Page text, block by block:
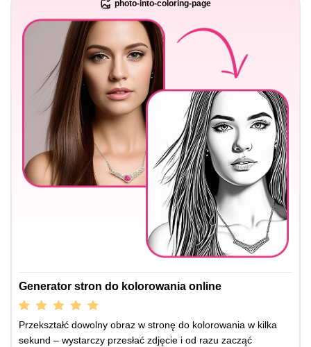
photo-into-coloring-page
Generator stron do kolorowania online
Przekształć dowolny obraz w stronę do kolorowania w kilka
sekund – wystarczy przesłać zdjęcie i od razu zacząć